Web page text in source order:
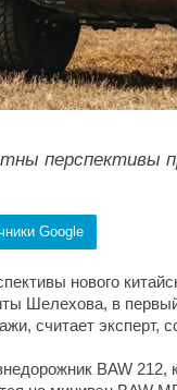
перспективы
Google
нового
Шелехова, в
считает эксперт,
BAW 212,